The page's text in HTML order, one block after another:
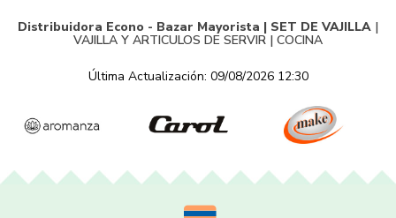
Distribuidora Econo - Bazar Mayorista | SET DE VAJILLA |
VAJILLA Y ARTICULOS DE SERVIR | COCINA
Última Actualización: 09/08/2026 12:30